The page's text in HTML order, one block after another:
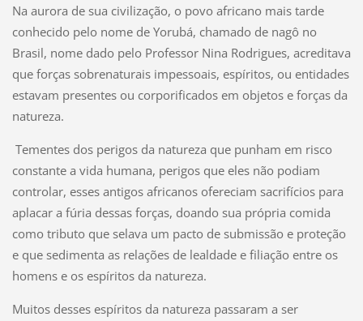
Na aurora de sua civilização, o povo africano mais tarde
conhecido pelo nome de Yorubá, chamado de nagô no
Brasil, nome dado pelo Professor Nina Rodrigues, acreditava
que forças sobrenaturais impessoais, espíritos, ou entidades
estavam presentes ou corporificados em objetos e forças da
natureza.
Tementes dos perigos da natureza que punham em risco
constante a vida humana, perigos que eles não podiam
controlar, esses antigos africanos ofereciam sacrifícios para
aplacar a fúria dessas forças, doando sua própria comida
como tributo que selava um pacto de submissão e proteção
e que sedimenta as relações de lealdade e filiação entre os
homens e os espíritos da natureza.
Muitos desses espíritos da natureza passaram a ser